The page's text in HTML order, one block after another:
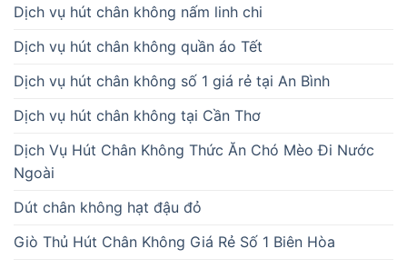
Dịch vụ hút chân không nấm linh chi
Dịch vụ hút chân không quần áo Tết
Dịch vụ hút chân không số 1 giá rẻ tại An Bình
Dịch vụ hút chân không tại Cần Thơ
Dịch Vụ Hút Chân Không Thức Ăn Chó Mèo Đi Nước
Ngoài
Dút chân không hạt đậu đỏ
Giò Thủ Hút Chân Không Giá Rẻ Số 1 Biên Hòa